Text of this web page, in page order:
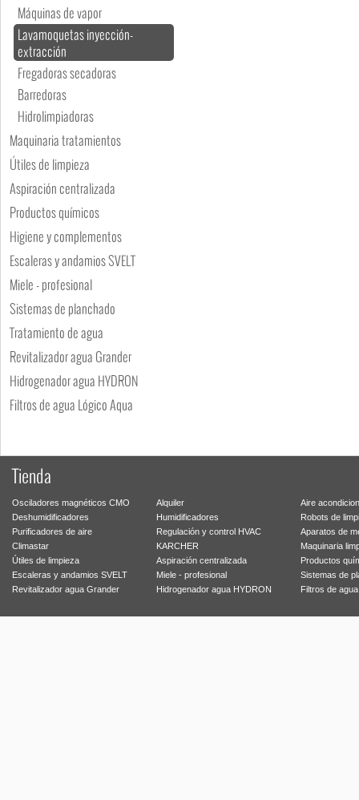
Máquinas de vapor
Lavamoquetas inyección-
extracción
Fregadoras secadoras
Barredoras
Hidrolimpiadoras
Maquinaria tratamientos
Útiles de limpieza
Aspiración centralizada
Productos químicos
Higiene y complementos
Escaleras y andamios SVELT
Miele - profesional
Sistemas de planchado
Tratamiento de agua
Revitalizador agua Grander
Hidrogenador agua HYDRON
Filtros de agua Lógico Aqua
Tienda
Osciladores magnéticos CMO Alquiler
Aire
Deshumidificadores
Humidificadores
Robots de
Purificadores de aire
Regulación y control HVAC
Aparatos de
Climastar
KARCHER
Maquinaria
Útiles de limpieza
Aspiración centralizada
Productos
Escaleras y andamios SVELT
Miele - profesional
Sistemas de
Revitalizador agua Grander
Hidrogenador agua HYDRON Filtros de